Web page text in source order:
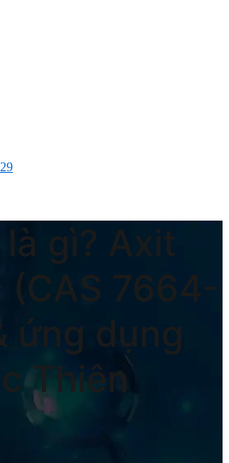
là gì? Axit
(CAS 7664-
ứng dụng
Thiên